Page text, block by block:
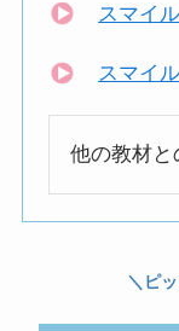
スマイ
スマイ
他の教材と
＼ピ